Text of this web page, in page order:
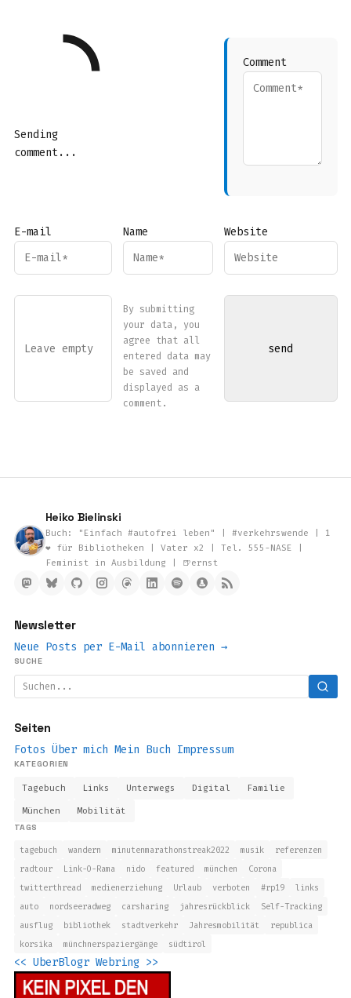
Sending
comment...
Comment
E-mail Name Website
By submitting
your data, you
agree that all
entered data may
be saved and
displayed as a
comment.
Heiko Bielinski
Buch: "Einfach #autofrei leben" | #verkehrswende | 1
❤️ für Bibliotheken | Vater x2 | Tel. 555-NASE |
Feminist in Ausbildung | 🍺ernst
Newsletter
Neue Posts per E-Mail abonnieren →
SUCHE
Seiten
Fotos Über mich Mein Buch Impressum
KATEGORIEN
Tagebuch Links Unterwegs Digital Familie
München
Mobilität
TAGS
tagebuch wandern minutenmarathonstreak2022 musik
referenzen
radtour
Link-O-Rama nido featured münchen
Corona
twitterthread
medienerziehung Urlaub verboten #rp19
links
auto
nordseeradweg carsharing jahresrückblick
Self-Tracking
ausflug
bibliothek stadtverkehr Jahresmobilität
republica
korsika
münchnerspaziergänge südtirol
<< UberBlogr Webring >>